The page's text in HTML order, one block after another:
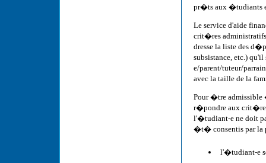
pr�ts aux �tudiants
Le service d'aide
crit�res
dresse la liste des
subsistance, etc.)
e/parent/tuteur/
avec la taille de la
Pour �tre
r�pondre aux
l'�tudiant-e ne doit
�t� consentis par la
l'�tudiant-e